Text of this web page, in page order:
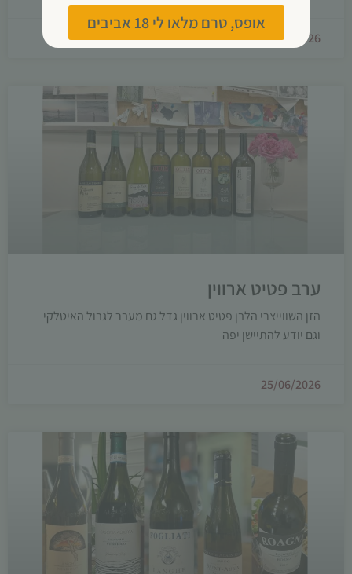
08/07/2026
ערב פטיט ארווין
הזן השווייצרי הלבן פטיט ארווין גדל גם מעבר לגבול האיטלקי
וגם יודע להתיישן יפה
25/06/2026
אופס, טרם מלאו לי 18 אביבים